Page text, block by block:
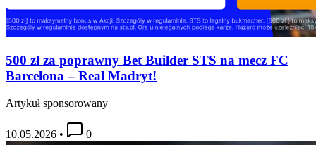
500 zł za poprawny Bet Builder STS na mecz FC
Barcelona – Real Madryt!
Artykuł sponsorowany
10.05.2026 • 0